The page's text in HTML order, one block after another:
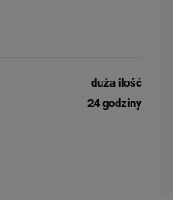
duża ilość
24 godziny